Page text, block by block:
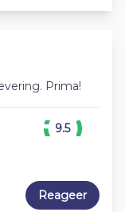
Prima!
9.5
Reageer